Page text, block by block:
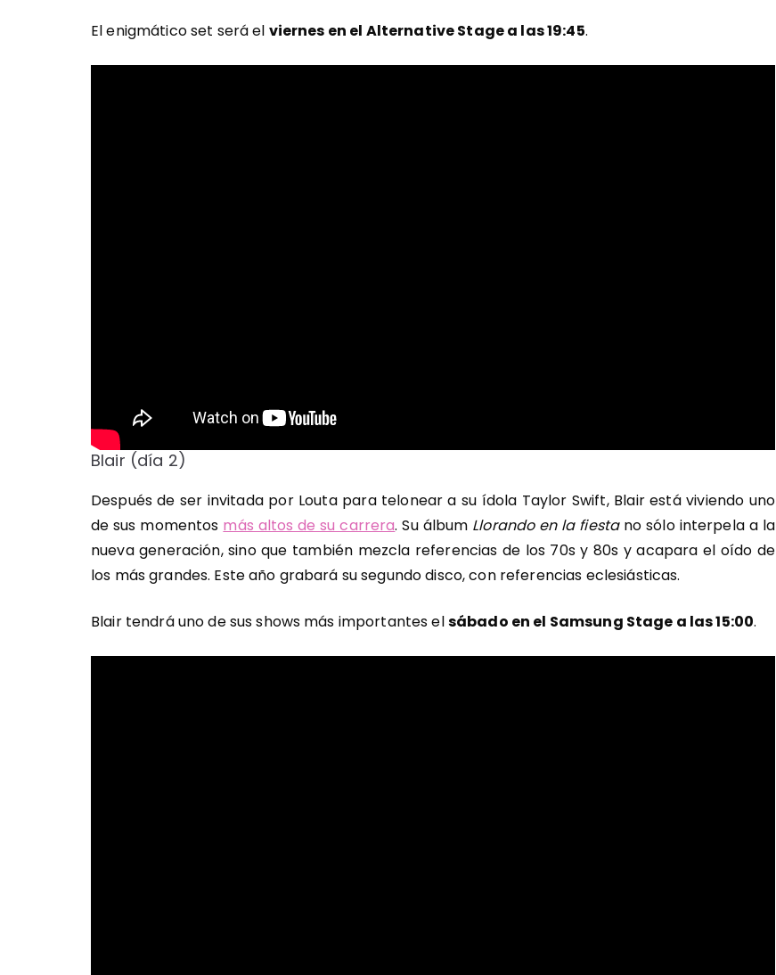
El enigmático set será el viernes en el Alternative Stage a las 19:45.
Blair (día 2)
Después de ser invitada por Louta para telonear a su ídola Taylor Swift, Blair está viviendo uno
de sus momentos más altos de su carrera. Su álbum Llorando en la fiesta no sólo interpela a la
nueva generación, sino que también mezcla referencias de los 70s y 80s y acapara el oído de
los más grandes. Este año grabará su segundo disco, con referencias eclesiásticas.
Blair tendrá uno de sus shows más importantes elsábado en el Samsung Stage a las 15:00.